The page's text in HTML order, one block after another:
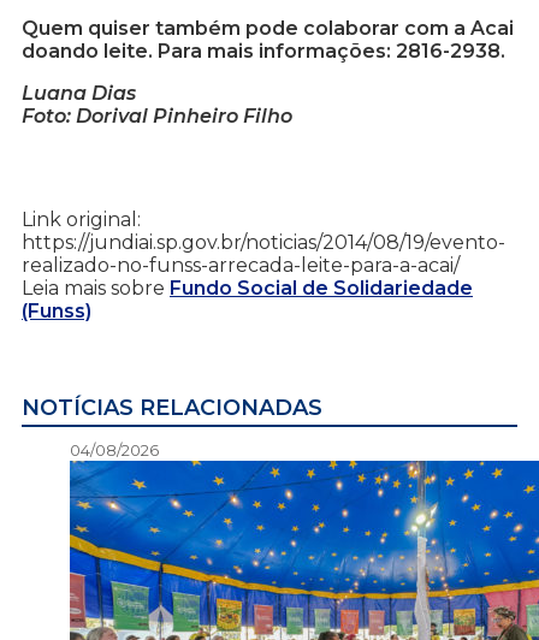
Quem quiser também pode colaborar com a Acai
doando leite. Para mais informações: 2816-2938.
Luana Dias
Foto: Dorival Pinheiro Filho
Link original:
https://jundiai.sp.gov.br/noticias/2014/08/19/evento-
realizado-no-funss-arrecada-leite-para-a-acai/
Leia mais sobre Fundo Social de Solidariedade
(Funss)
NOTÍCIAS RELACIONADAS
04/08/2026